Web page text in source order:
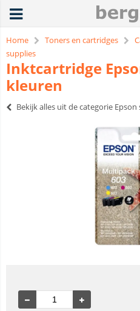
Home Toners en cartridges
supplies
Inktcartridge
kleuren
Bekijk alles uit de categorie Epson